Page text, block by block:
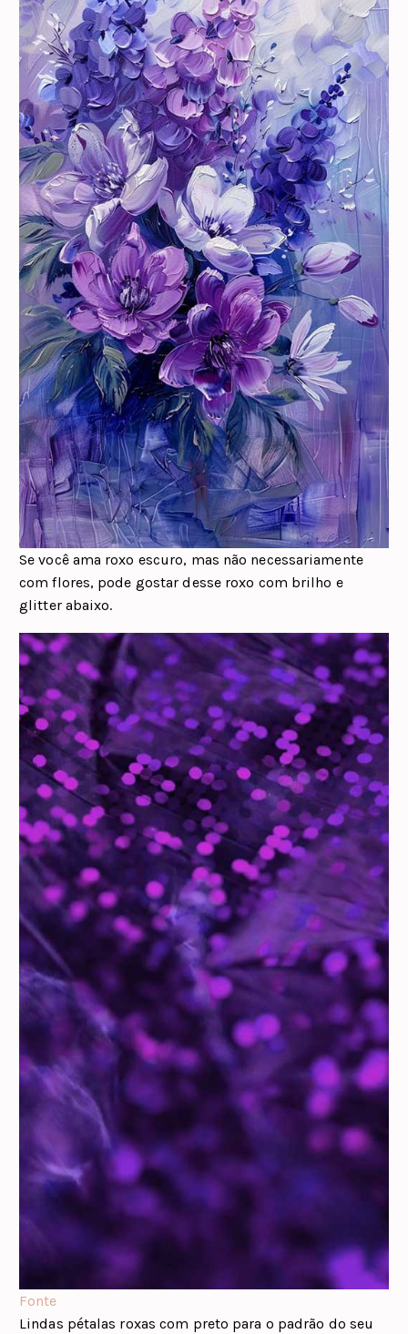
Se você ama roxo escuro, mas não necessariamente
com flores, pode gostar desse roxo com brilho e
glitter abaixo.
Fonte
Lindas pétalas roxas com preto para o padrão do seu